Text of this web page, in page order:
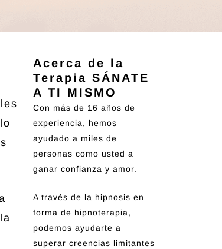
Acerca de la
Terapia SÁNATE
A TI MISMO
Con más de 16 años de
experiencia, hemos
ayudado a miles de
personas como usted a
ganar confianza y amor.
A través de la hipnosis en
forma de hipnoterapia,
podemos ayudarte a
superar creencias limitantes